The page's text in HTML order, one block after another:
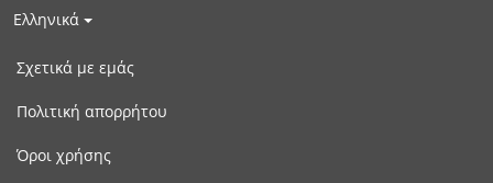
Ελληνικά
Σχετικά με εμάς
Πολιτική απορρήτου
Όροι χρήσης